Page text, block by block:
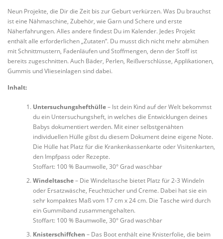
Neun Projekte, die Dir die Zeit bis zur Geburt verkürzen. Was Du brauchst
ist eine Nähmaschine, Zubehör, wie Garn und Schere und erste
Näherfahrungen. Alles andere findest Du im Kalender. Jedes Projekt
enthält alle erforderlichen „Zutaten“. Du musst dich nicht mehr abmühen
mit Schnittmustern, Fadenläufen und Stoffmengen, denn der Stoff ist
bereits zugeschnitten. Auch Bäder, Perlen, Reißverschlüsse, Applikationen,
Gummis und Vlieseinlagen sind dabei.
Inhalt:
Untersuchungshefthülle– Ist dein Kind auf der Welt bekommst
du ein Untersuchungsheft, in welches die Entwicklungen deines
Babys dokumentiert werden. Mit einer selbstgenähten
individuellen Hülle gibst du diesem Dokument deine eigene Note.
Die Hülle hat Platz für die Krankenkassenkarte oder Visitenkarten,
den Impfpass oder Rezepte.
Stoffart: 100 % Baumwolle, 30° Grad waschbar
Windeltasche– Die Windeltasche bietet Platz für 2-3 Windeln
oder Ersatzwäsche, Feuchttücher und Creme. Dabei hat sie ein
sehr kompaktes Maß vom 17 cm x 24 cm. Die Tasche wird durch
ein Gummiband zusammengehalten.
Stoffart: 100 % Baumwolle, 30° Grad waschbar
Knisterschiffchen – Das Boot enthält eine Knisterfolie, die beim